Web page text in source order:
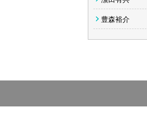
豊森裕介